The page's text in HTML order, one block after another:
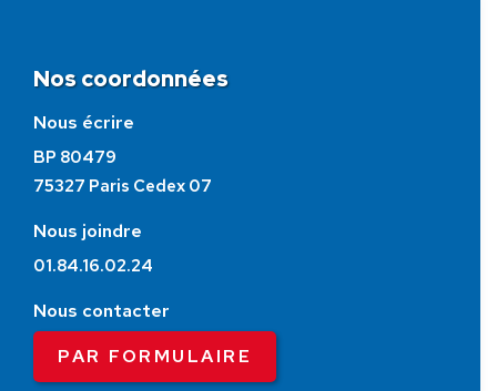
Nos coordonnées
Nous écrire
BP 80479
75327 Paris Cedex 07
Nous joindre
01.84.16.02.24
Nous contacter
PAR FORMULAIRE